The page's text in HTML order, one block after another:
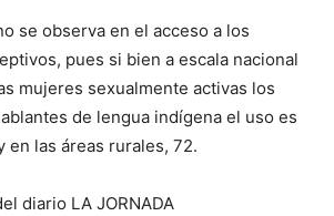
se observa en el acceso a los
pues si bien a escala nacional
mujeres sexualmente activas los
de lengua indígena el uso es
en las áreas rurales, 72.
diario LA JORNADA